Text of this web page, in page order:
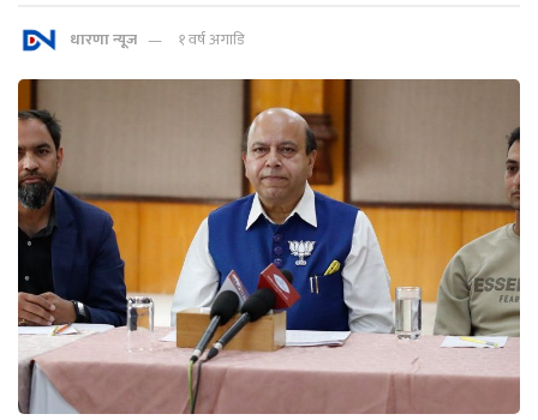
धारणा न्यूज १ वर्ष अगाडि